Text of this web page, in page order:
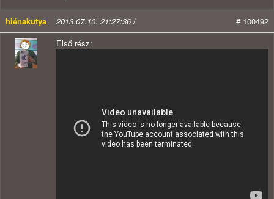
hiénakutya 2013.07.10. 21:27:36/
# 100492
Első rész: